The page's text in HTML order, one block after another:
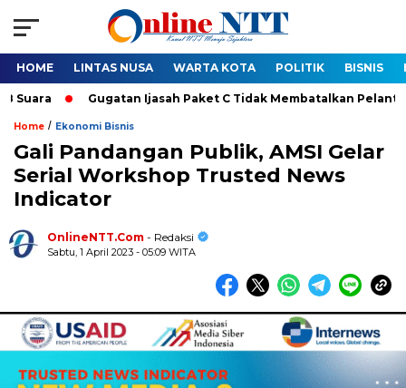
HOME LINTAS NUSA WARTA KOTA POLITIK BISNIS
Gugatan Ijasah Paket C Tidak Membatalkan Pelantikan
Home / Ekonomi Bisnis
Gali Pandangan Publik, AMSI Gelar
Serial Workshop Trusted News
Indicator
OnlineNTT.Com - Redaksi
Sabtu, 1 April 2023 - 05:09 WITA